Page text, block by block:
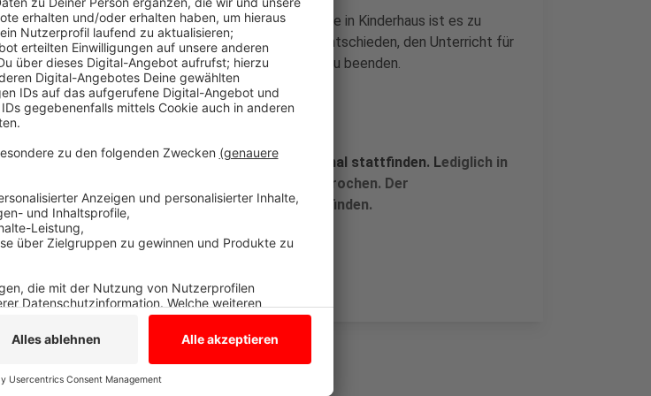
mit den Arbeiten zum Anbau an die Grundschule in Kinderhaus ist es zu
gekommen. Gegen 10:30 Uhr hat man deshalb entschieden, den Unterricht für
des Geschwister-Scholl-Schulzentrums zu beenden.
Freitag (12.08.) soll der Unterricht wieder normal stattfinden. Lediglich in
ist die Wasserversorgung morgen noch unterbrochen. Der
soll in anderen Räumen oder im Freien stattfinden.